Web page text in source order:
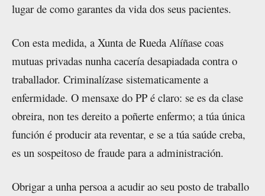
lugar de como garantes da vida dos seus pacientes.
Con esta medida, a Xunta de Rueda Alíñase coas
mutuas privadas nunha cacería desapiadada contra o
traballador. Criminalízase sistematicamente a
enfermidade. O mensaxe do PP é claro: se es da clase
obreira, non tes dereito a poñerte enfermo; a túa única
función é producir ata reventar, e se a túa saúde creba,
es un sospeitoso de fraude para a administración.
Obrigar a unha persoa a acudir ao seu posto de traballo